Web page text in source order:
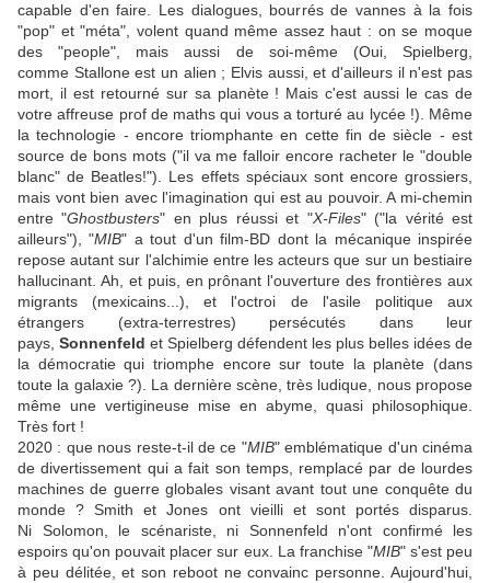
capable d'en faire. Les dialogues, bourrés de vannes à la fois
"pop" et "méta", volent quand même assez haut : on se moque
des "people", mais aussi de soi-même (Oui, Spielberg
comme Stalloneest un alien ; Elvis aussi, et d'ailleurs il n'est pas
mort, il est retourné sur sa planète ! Mais c'est aussi le cas de
votre affreuse prof de maths qui vous a torturé au lycée !). Même
la technologie - encore triomphante en cette fin de siècle - est
source de bons mots ("il va me falloir encore racheter le "double
blanc" de Beatles!"). Les effets spéciaux sont encore grossiers,
mais vont bien avec l'imagination qui est au pouvoir. A mi-chemin
entre "Ghostbusters" en plus réussi et "X-Files" ("la vérité est
ailleurs"), "MIB" a tout d'un film-BD dont la mécanique inspirée
repose autant sur l'alchimie entre les acteurs que sur un bestiaire
hallucinant. Ah, et puis, en prônant l'ouverture des frontières aux
migrants (mexicains...), et l'octroi de l'asile politique aux
étrangers (extra-terrestres) persécutés dans leur
pays, Sonnenfeld et Spielberg défendent les plus belles idées de
la démocratie qui triomphe encore sur toute la planète (dans
toute la galaxie ?). La dernière scène, très ludique, nous propose
même une vertigineuse mise en abyme, quasi philosophique.
Très fort !
2020 : que nous reste-t-il de ce "MIB" emblématique d'un cinéma
de divertissement qui a fait son temps, remplacé par de lourdes
machines de guerre globales visant avant tout une conquête du
monde ?Smith etJones ont vieilli et sont portés disparus.
Ni Solomon , le scénariste, ni Sonnenfeld n'ont confirmé les
espoirs qu'on pouvait placer sur eux. La franchise "MIB" s'est peu
à peu délitée, et son reboot ne convainc personne. Aujourd'hui,